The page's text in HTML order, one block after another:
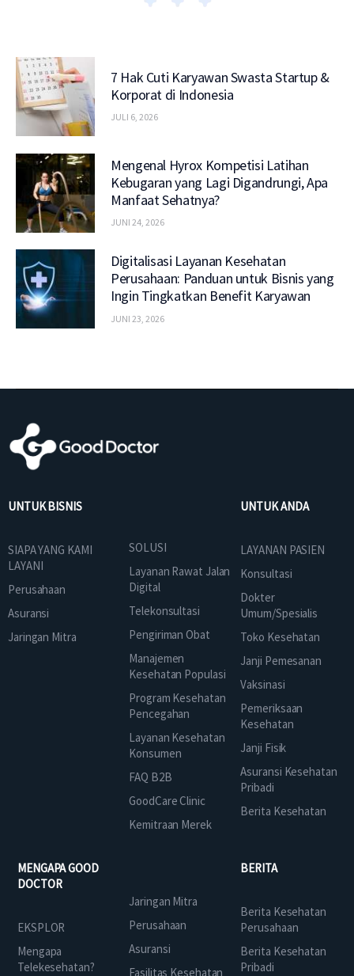
7 Hak Cuti Karyawan Swasta Startup &
Korporat di Indonesia
JULI 6, 2026
Mengenal Hyrox Kompetisi Latihan
Kebugaran yang Lagi Digandrungi, Apa
Manfaat Sehatnya?
JUNI 24, 2026
Digitalisasi Layanan Kesehatan
Perusahaan: Panduan untuk Bisnis yang
Ingin Tingkatkan Benefit Karyawan
JUNI 23, 2026
UNTUK BISNIS
SIAPA YANG KAMI
LAYANI
Perusahaan
Asuransi
Jaringan Mitra
SOLUSI
Layanan Rawat Jalan
Digital
Telekonsultasi
Pengiriman Obat
Manajemen
Kesehatan Populasi
Program Kesehatan
Pencegahan
Layanan Kesehatan
Konsumen
FAQ B2B
GoodCare Clinic
Kemitraan Merek
UNTUK ANDA
LAYANAN PASIEN
Konsultasi
Dokter
Umum/Spesialis
Toko Kesehatan
Janji Pemesanan
Vaksinasi
Pemeriksaan
Kesehatan
Janji Fisik
Asuransi Kesehatan
Pribadi
Berita Kesehatan
MENGAPA GOOD
DOCTOR
EKSPLOR
Mengapa
Telekesehatan?
Jaringan Mitra
Perusahaan
Asuransi
Fasilitas Kesehatan
BERITA
Berita Kesehatan
Perusahaan
Berita Kesehatan
Pribadi